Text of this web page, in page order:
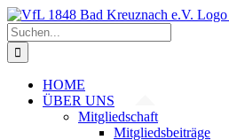
Zum
Inhalt
springen
Suche
nach:
HOME
ÜBER UNS
Mitgliedschaft
Mitgliedsbeiträge